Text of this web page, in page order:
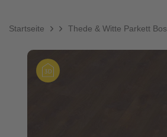
Startseite Thede & Witte Parkett